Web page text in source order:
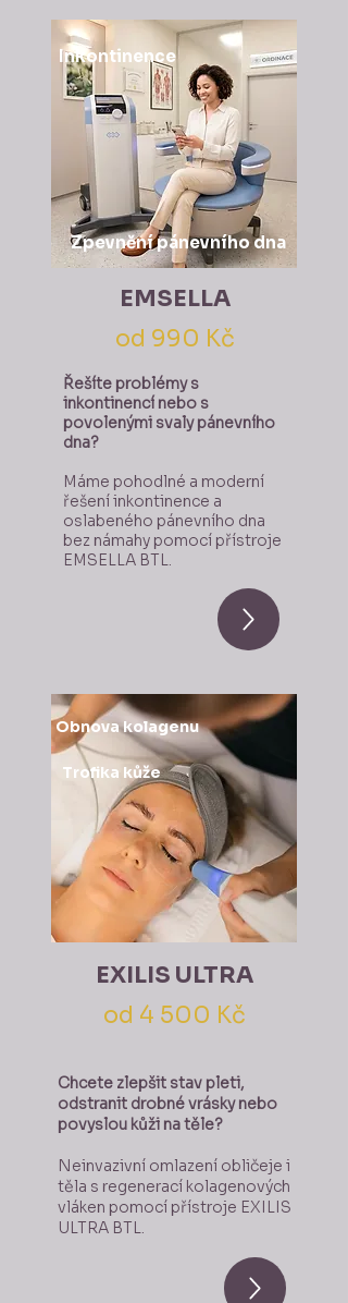
Inkontinence
Zpevnění pánevního dna
EMSELLA
od 990 Kč
Řešíte problémy s
inkontinencí nebo s
povolenými svaly pánevního
dna? ​
Máme pohodlné a moderní
řešení inkontinence a
oslabeného pánevního dna
bez námahy pomocí přístroje
EMSELLA BTL.
Obnova kolagenu
Trofika kůže
EXILIS ULTRA
od 4 500 Kč
Chcete zlepšit stav pleti,
odstranit drobné vrásky nebo
povyslou kůži na těle? ​​
Neinvazivní omlazení obličeje i
těla s regenerací kolagenových
vláken pomocí přístroje EXILIS
ULTRA BTL.